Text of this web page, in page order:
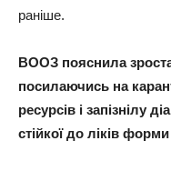
раніше.
ВООЗ пояснила
посилаючись на
ресурсів і запізнілу
стійкої до ліків